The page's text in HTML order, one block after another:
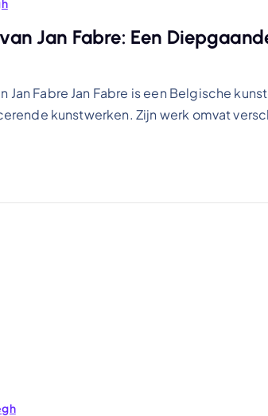
Jan Fabre: Een
Jan Fabre Jan Fabre is een Belgische
kunstwerken. Zijn werk omvat